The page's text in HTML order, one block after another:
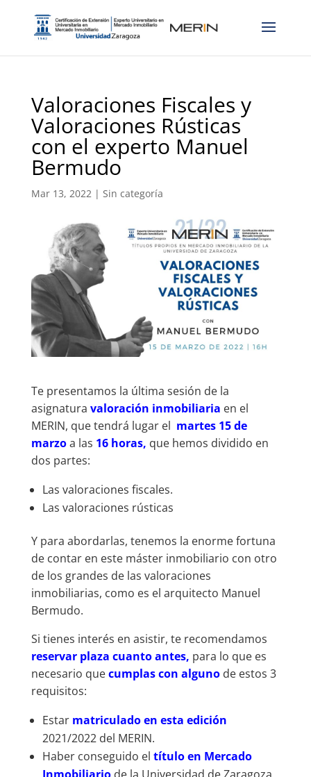
Valoraciones Fiscales y
Valoraciones Rústicas
con el experto Manuel
Bermudo
Mar 13, 2022| Sin categoría
Te presentamos la última sesión de la
asignatura valoración inmobiliaria en el
MERIN, que tendrá lugar el martes 15 de
marzoa las 16 horas, que hemos dividido en
dos partes:
Las valoraciones fiscales.
Las valoraciones rústicas
Y para abordarlas, tenemos la enorme fortuna
de contar en este máster inmobiliario con otro
de los grandes de las valoraciones
inmobiliarias, como es el arquitecto Manuel
Bermudo.
Si tienes interés en asistir, te recomendamos
reservar plaza cuanto antes, para lo que es
necesario quecumplas con algunode estos 3
requisitos:
Estar matriculado en esta edición
2021/2022 del MERIN.
Haber conseguido el título en Mercado